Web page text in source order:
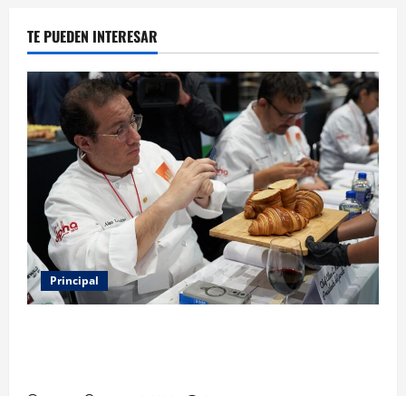
TE PUEDEN INTERESAR
Principal